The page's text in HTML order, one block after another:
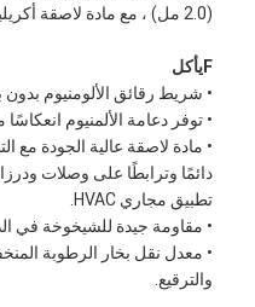
(2.0 مل) ، مع مادة لاصقة أكريليك مذيب عالية الأداء.
Fيأكل
• شريط رقائق الألومنيوم
• توفر دعامة الألمنيوم
• مادة لاصقة عالية الجودة مع
تطبيق مجاري HVAC.
• مقاومة جيدة للشيخوخة في
• معدل نقل بخار الرطوبة
والترقيع.